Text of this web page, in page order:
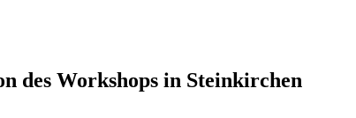
des Workshops in Steinkirchen